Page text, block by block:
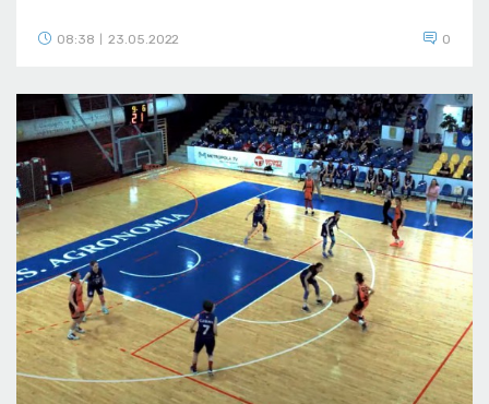
08:38 23.05.2022 0